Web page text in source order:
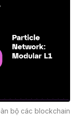
bộ các blockchain